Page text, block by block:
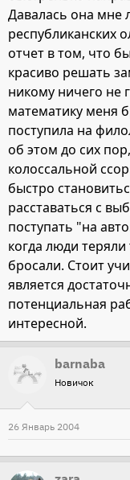
Давалась она мне
республиканских
отчет в том, что
красиво решать
никому ничего не
математику меня
поступила на
об этом до сих
колоссальной
быстро
расставаться с
поступать "на
когда люди
бросали. Стоит
является
потенциальная
интересной.
barnaba
Новичок
26 Январь 2004